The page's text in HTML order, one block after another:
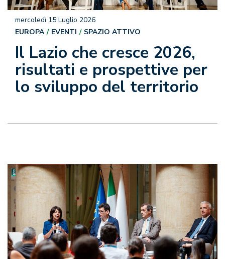
Il Lazio che cresce 2026,
risultati e prospettive per
lo sviluppo del territorio
mercoledì 15 Luglio 2026
EUROPA
EVENTI SPAZIO ATTIVO